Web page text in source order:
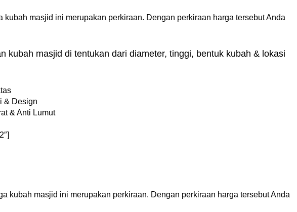
masjid ini merupakan perkiraan. Dengan perkiraan harga tersebut Anda
masjid di tentukan dari diameter, tinggi, bentuk kubah & lokasi
& Design
& Anti Lumut
kubah masjid ini merupakan perkiraan. Dengan perkiraan harga tersebut Anda